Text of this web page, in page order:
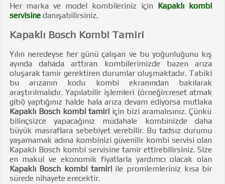
Her marka ve model kombileriniz için Kapaklı kombi
servisine danışabilirsiniz.
Kapaklı Bosch Kombi Tamiri
Yılın neredeyse her günü çalışan ve bu yoğunluğunu kış
ayında dahada arttıran kombilerimizde bazen arıza
oluşarak tamir gerektiren durumlar oluşmaktadır. Tabiki
bu arızanın kodu kombi ekranından bakılarak
araştırılmalıdır. Yapılabilir işlemleri (örneğin:reset atmak
gibi) yaptığınız halde hala arıza devam ediyorsa mutlaka
Kapaklı Bosch kombi tamiriiçin bizi aramalısınız. Çünkü
bilinçsizce yapacağınız müdahale kombinizde daha
büyük masraflara sebebiyet verebilir. Bu tadsız durumu
yaşamamak adına kombinizi güvenilir kombi servisi olan
Kapaklı Bosch kombi servisine tamir ettirebilirsiniz. Size
en makul ve ekonomik fiyatlarla yardımcı olacak olan
Kapaklı Bosch kombi tamiriile promlemleriniz kısa bir
sürede nihayete erecektir.